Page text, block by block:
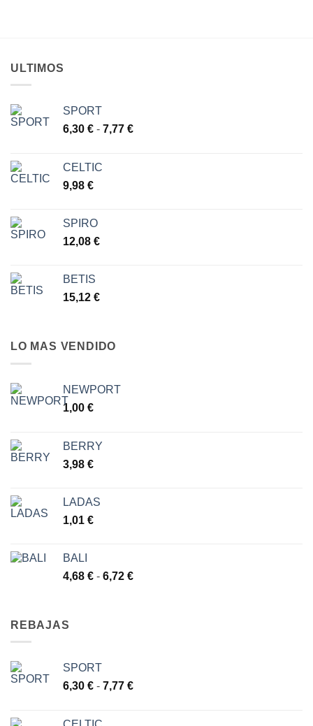
ULTIMOS
SPORT
6,30 € - 7,77 €Rango
CELTIC
9,98 €
SPIRO
12,08 €
BETIS
15,12 €
LO MAS VENDIDO
NEWPORT
1,00 €
BERRY
3,98 €
LADAS
1,01 €
BALI
4,68 € - 6,72 €Rango
REBAJAS
SPORT
6,30 € - 7,77 €Rango